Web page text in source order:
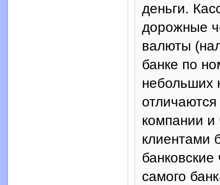
деньги.
дорожные
валюты
банке по
небольших
компании
клиентами
самого